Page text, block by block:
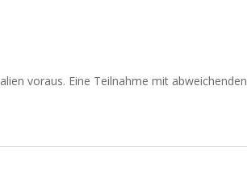
voraus. Eine Teilnahme mit abweichenden